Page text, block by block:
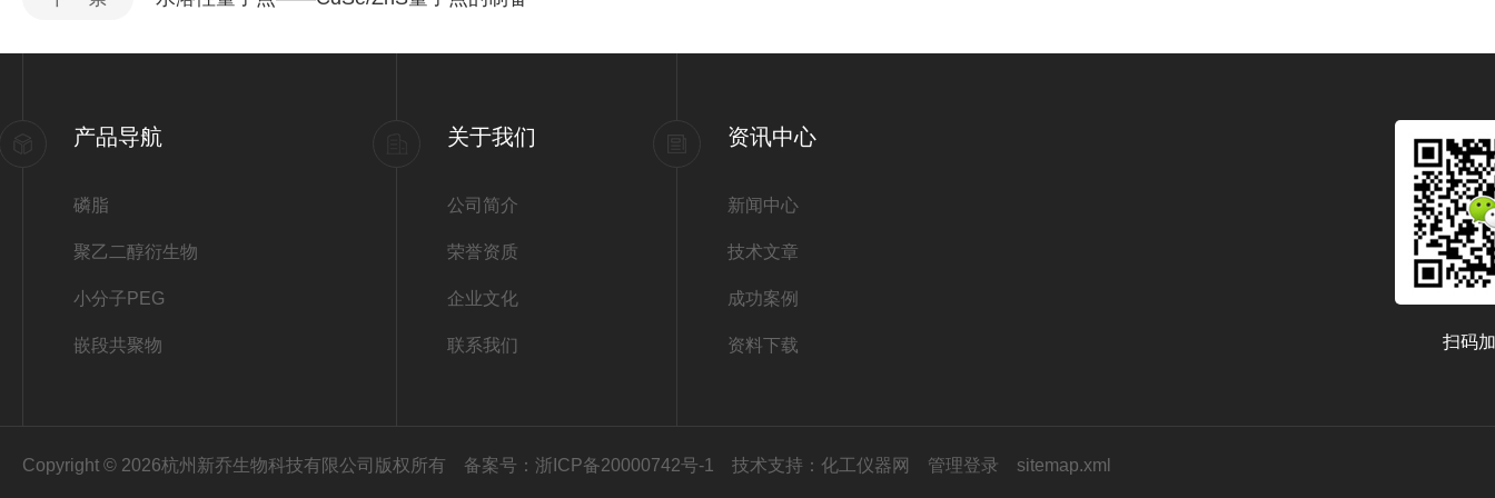
产品导航
磷脂
聚乙二醇衍生物
小分子PEG
嵌段共聚物
关于我们
公司简介
荣誉资质
企业文化
联系我们
资讯中心
新闻中心
技术文章
成功案例
资料下载 扫码
Copyright © 2026杭州新乔生物科技有限公司版权所有 备案号：浙ICP备20000742号-1 技术支持： 化工仪器网 管理登录 sitemap.xml